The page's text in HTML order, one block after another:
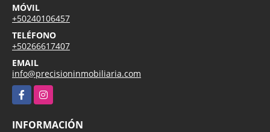
MÓVIL
+50240106457
TELÉFONO
+50266617407
EMAIL
info@precisioninmobiliaria.com
FacebookInstagram
INFORMACIÓN